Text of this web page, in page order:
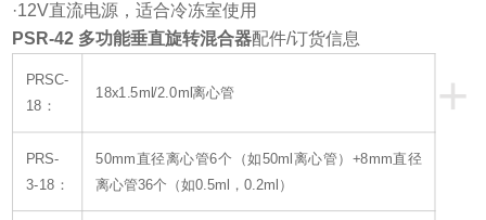
·12V直流电源，适合冷冻室使用
PSR-42 多功能垂直旋转混合器配件/订货信息
+
PRSC-
18：
18x1.5ml/2.0ml离心管
PRS-
3-18：
50mm直径离心管6个（如50ml离心管）+8mm直径
离心管36个（如0.5ml，0.2ml）